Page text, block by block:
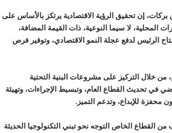
بركات، إن تحقيق الرؤية الاقتصادية يرتكز بالأساس على
المحلية، لا سيما النوعية، ذات القيمة المضافة،
الرئيس لدفع عجلة النمو الاقتصادي، وتوفير فرص
خلال التركيز على مشروعات البنية التحتية
في تحديث القطاع العام، وتبسيط الإجراءات، وتهيئة
محفزة للإبداع، وتدعم التميز .
من القطاع الخاص التوجه نحو تبني التكنولوجيا الحديثة